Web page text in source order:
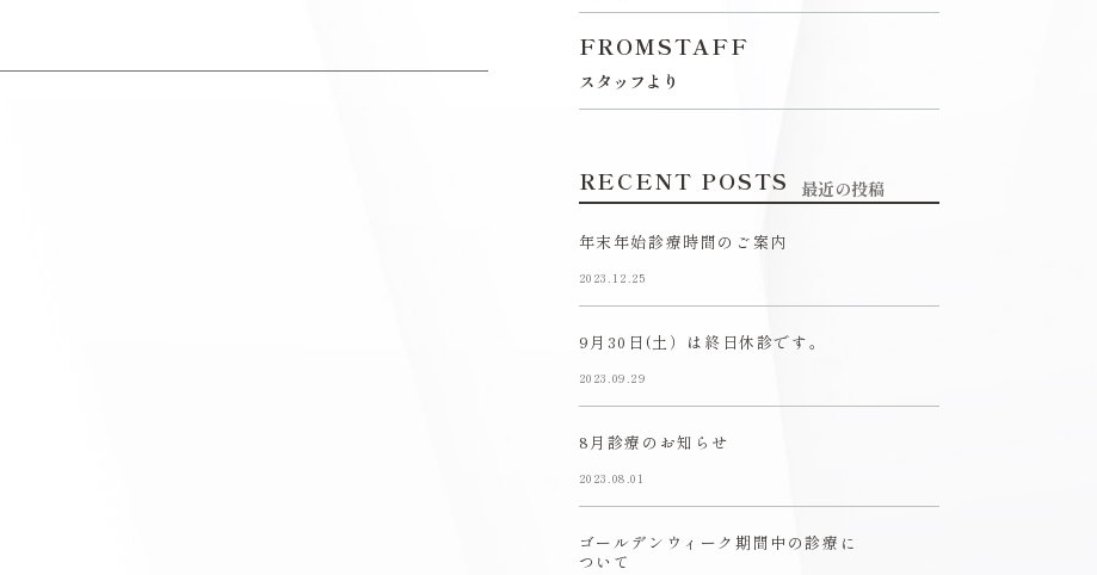
FROMSTAFF
スタッフより
RECENT POSTS 最近の投稿
年末年始診療時間のご案内
2023.12.25
9月30日(土）は終日休診です。
2023.09.29
8月診療のお知らせ
2023.08.01
ゴールデンウィーク期間中の診療に
ついて